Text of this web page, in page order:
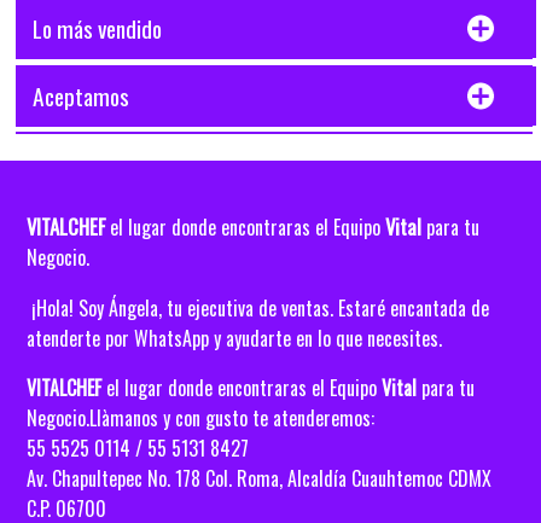
Lo más vendido
Aceptamos
VITALCHEFel lugar donde encontraras el EquipoVital para tu
Negocio.
¡Hola! Soy Ángela, tu ejecutiva de ventas. Estaré encantada de
atenderte por WhatsApp y ayudarte en lo que necesites.
VITALCHEFel lugar donde encontraras el EquipoVital para tu
Negocio.Llàmanos y con gusto te atenderemos:
55 5525 0114 / 55 5131 8427
Av. Chapultepec No. 178 Col. Roma, Alcaldía Cuauhtemoc CDMX
C.P. 06700